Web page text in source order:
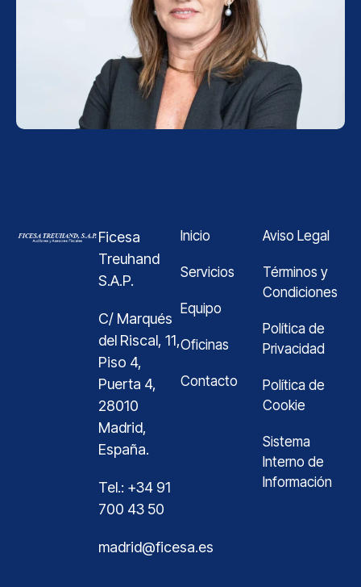
Ficesa
Treuhand
S.A.P.
C/ Marqués
del Riscal, 11,
Piso 4,
Puerta 4,
28010
Madrid,
España.
Tel.: +34 91
700 43 50
madrid@ficesa.es
Inicio
Servicios
Equipo
Oficinas
Contacto
Aviso Legal
Términos y
Condiciones
Política de
Privacidad
Política de
Cookie
Sistema
Interno de
Información